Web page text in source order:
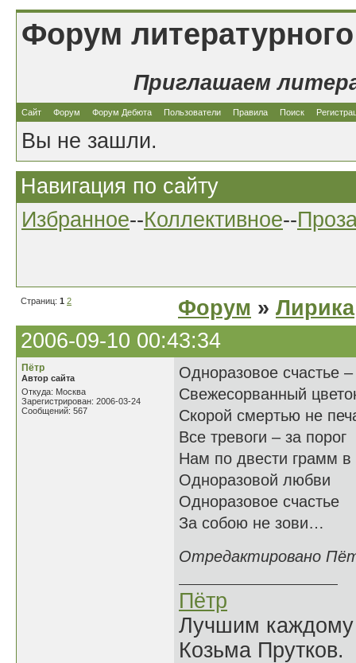
Форум
Приглашаем
Сайт Форум Форум Дебюта Пользователи Правила Поиск
Вы не зашли.
Навигация по сайту
Избранное--Коллективное--
Страниц: 1 2 Форум » Лирика
2006-09-10 00:43:34
Пётр
Автор сайта
Откуда: Москва
Зарегистрирован: 2006-03-24
Сообщений: 567
Одноразовое счастье –
Свежесорванный
Скорой смертью не
Все тревоги – за порог
Нам по двести грамм в
Одноразовой любви
Одноразовое счастье
За собою не зови…
Отредактировано
Пётр
Лучшим каждому
Козьма Прутков.